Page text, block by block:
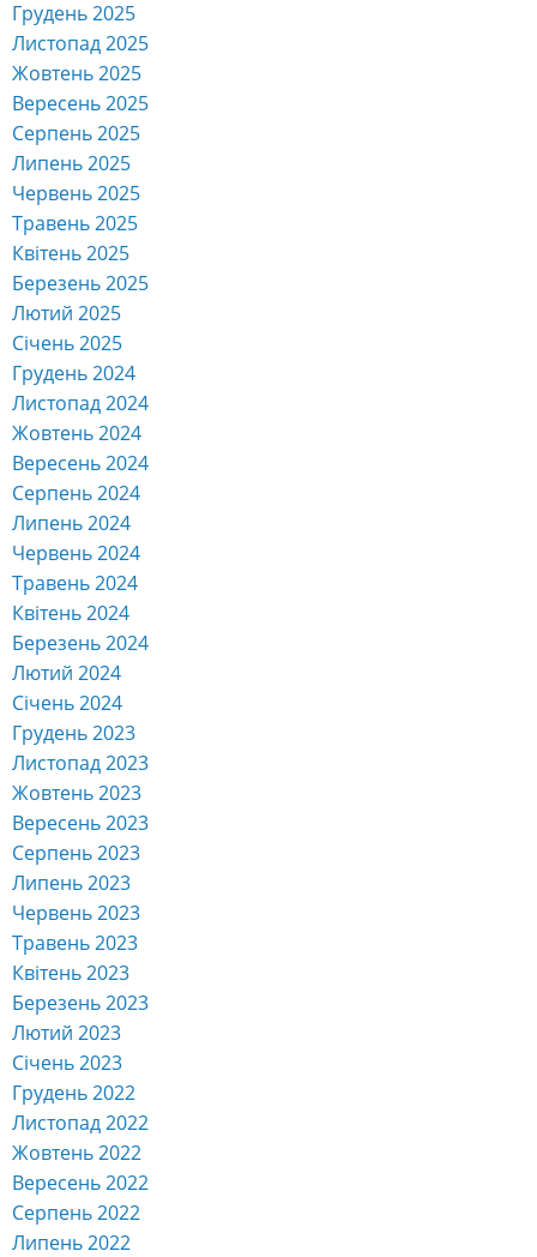
Грудень 2025
Листопад 2025
Жовтень 2025
Вересень 2025
Серпень 2025
Липень 2025
Червень 2025
Травень 2025
Квітень 2025
Березень 2025
Лютий 2025
Січень 2025
Грудень 2024
Листопад 2024
Жовтень 2024
Вересень 2024
Серпень 2024
Липень 2024
Червень 2024
Травень 2024
Квітень 2024
Березень 2024
Лютий 2024
Січень 2024
Грудень 2023
Листопад 2023
Жовтень 2023
Вересень 2023
Серпень 2023
Липень 2023
Червень 2023
Травень 2023
Квітень 2023
Березень 2023
Лютий 2023
Січень 2023
Грудень 2022
Листопад 2022
Жовтень 2022
Вересень 2022
Серпень 2022
Липень 2022